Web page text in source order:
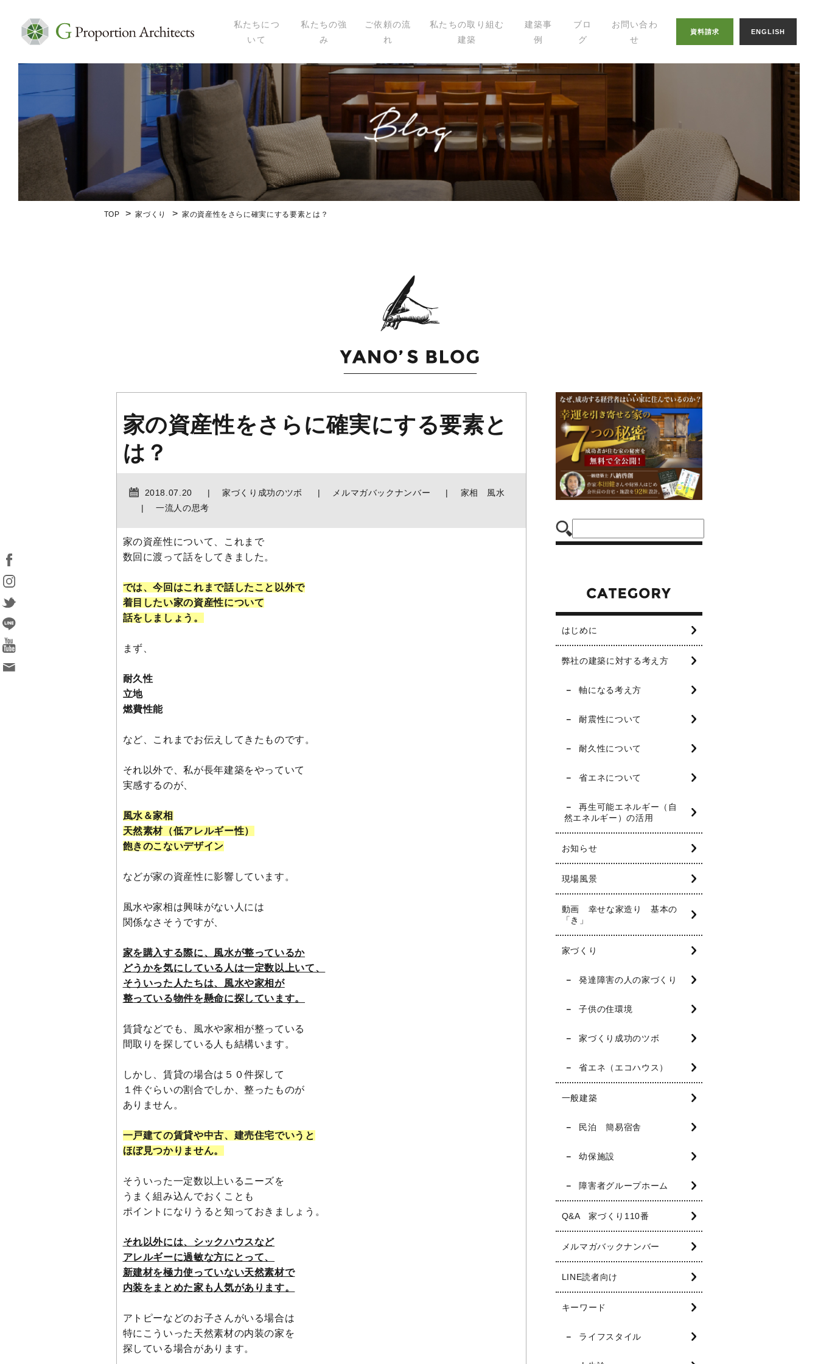
私たちにつ
いて
私たちについて
代表プロフィール
セミナー・講演
メディア掲載
会社概要
私たちの強
み
ご依頼の流
れ
私たちの取り組む
建築
建築事
例
ブロ
グ
幸せの家づくりの
八納ブログ
スタッフグログ
お問い合わ
せ
資料請求 ENGLISH
TOP 家づくり 家の資産性をさらに確実にする要素とは？
家の資産性をさらに確実にする要素と
は？
2018.07.20 家づくり成功のツボ メルマガバックナンバー
家相 風水
一流人の思考
家の資産性について、これまで
数回に渡って話をしてきました。
では、今回はこれまで話したこと以外で
着目したい家の資産性について
話をしましょう。
まず、
耐久性
立地
燃費性能
など、これまでお伝えしてきたものです。
それ以外で、私が長年建築をやっていて
実感するのが、
風水＆家相
天然素材（低アレルギー性）
飽きのこないデザイン
などが家の資産性に影響しています。
風水や家相は興味がない人には
関係なさそうですが、
家を購入する際に、風水が整っているか
どうかを気にしている人は一定数以上いて、
そういった人たちは、風水や家相が
整っている物件を懸命に探しています。
賃貸などでも、風水や家相が整っている
間取りを探している人も結構います。
しかし、賃貸の場合は５０件探して
１件ぐらいの割合でしか、整ったものが
ありません。
一戸建ての賃貸や中古、建売住宅でいうと
ほぼ見つかりません。
そういった一定数以上いるニーズを
うまく組み込んでおくことも
ポイントになりうると知っておきましょう。
それ以外には、シックハウスなど
アレルギーに過敏な方にとって、
新建材を極力使っていない天然素材で
内装をまとめた家も人気があります。
アトピーなどのお子さんがいる場合は
特にこういった天然素材の内装の家を
探している場合があります。
はじめに
弊社の建築に対する考え方
軸になる考え方
耐震性について
耐久性について
省エネについて
再生可能エネルギー（自
然エネルギー）の活用
お知らせ
現場風景
動画 幸せな家造り 基本の
「き」
家づくり
発達障害の人の家づくり
子供の住環境
家づくり成功のツボ
省エネ（エコハウス）
一般建築
民泊 簡易宿舎
幼保施設
障害者グループホーム
Q&A 家づくり110番
メルマガバックナンバー
LINE読者向け
キーワード
ライフスタイル